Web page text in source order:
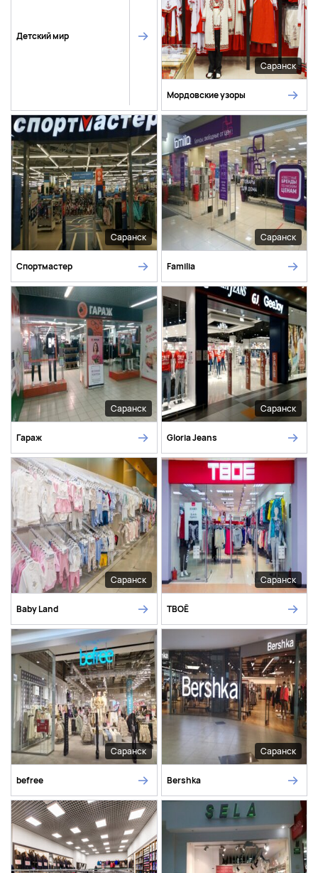
Детский мир
Саранск
Мордовские узоры
Саранск
Спортмастер
Саранск
Familia
Саранск
Гараж
Саранск
Gloria Jeans
Саранск
Baby Land
Саранск
ТВОЁ
Саранск
befree
Саранск
Bershka